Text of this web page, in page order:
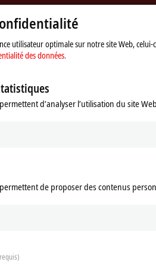
utilisateur optimale sur notre site Web,
des données.
d’analyser l’utilisation du site
de proposer des contenus